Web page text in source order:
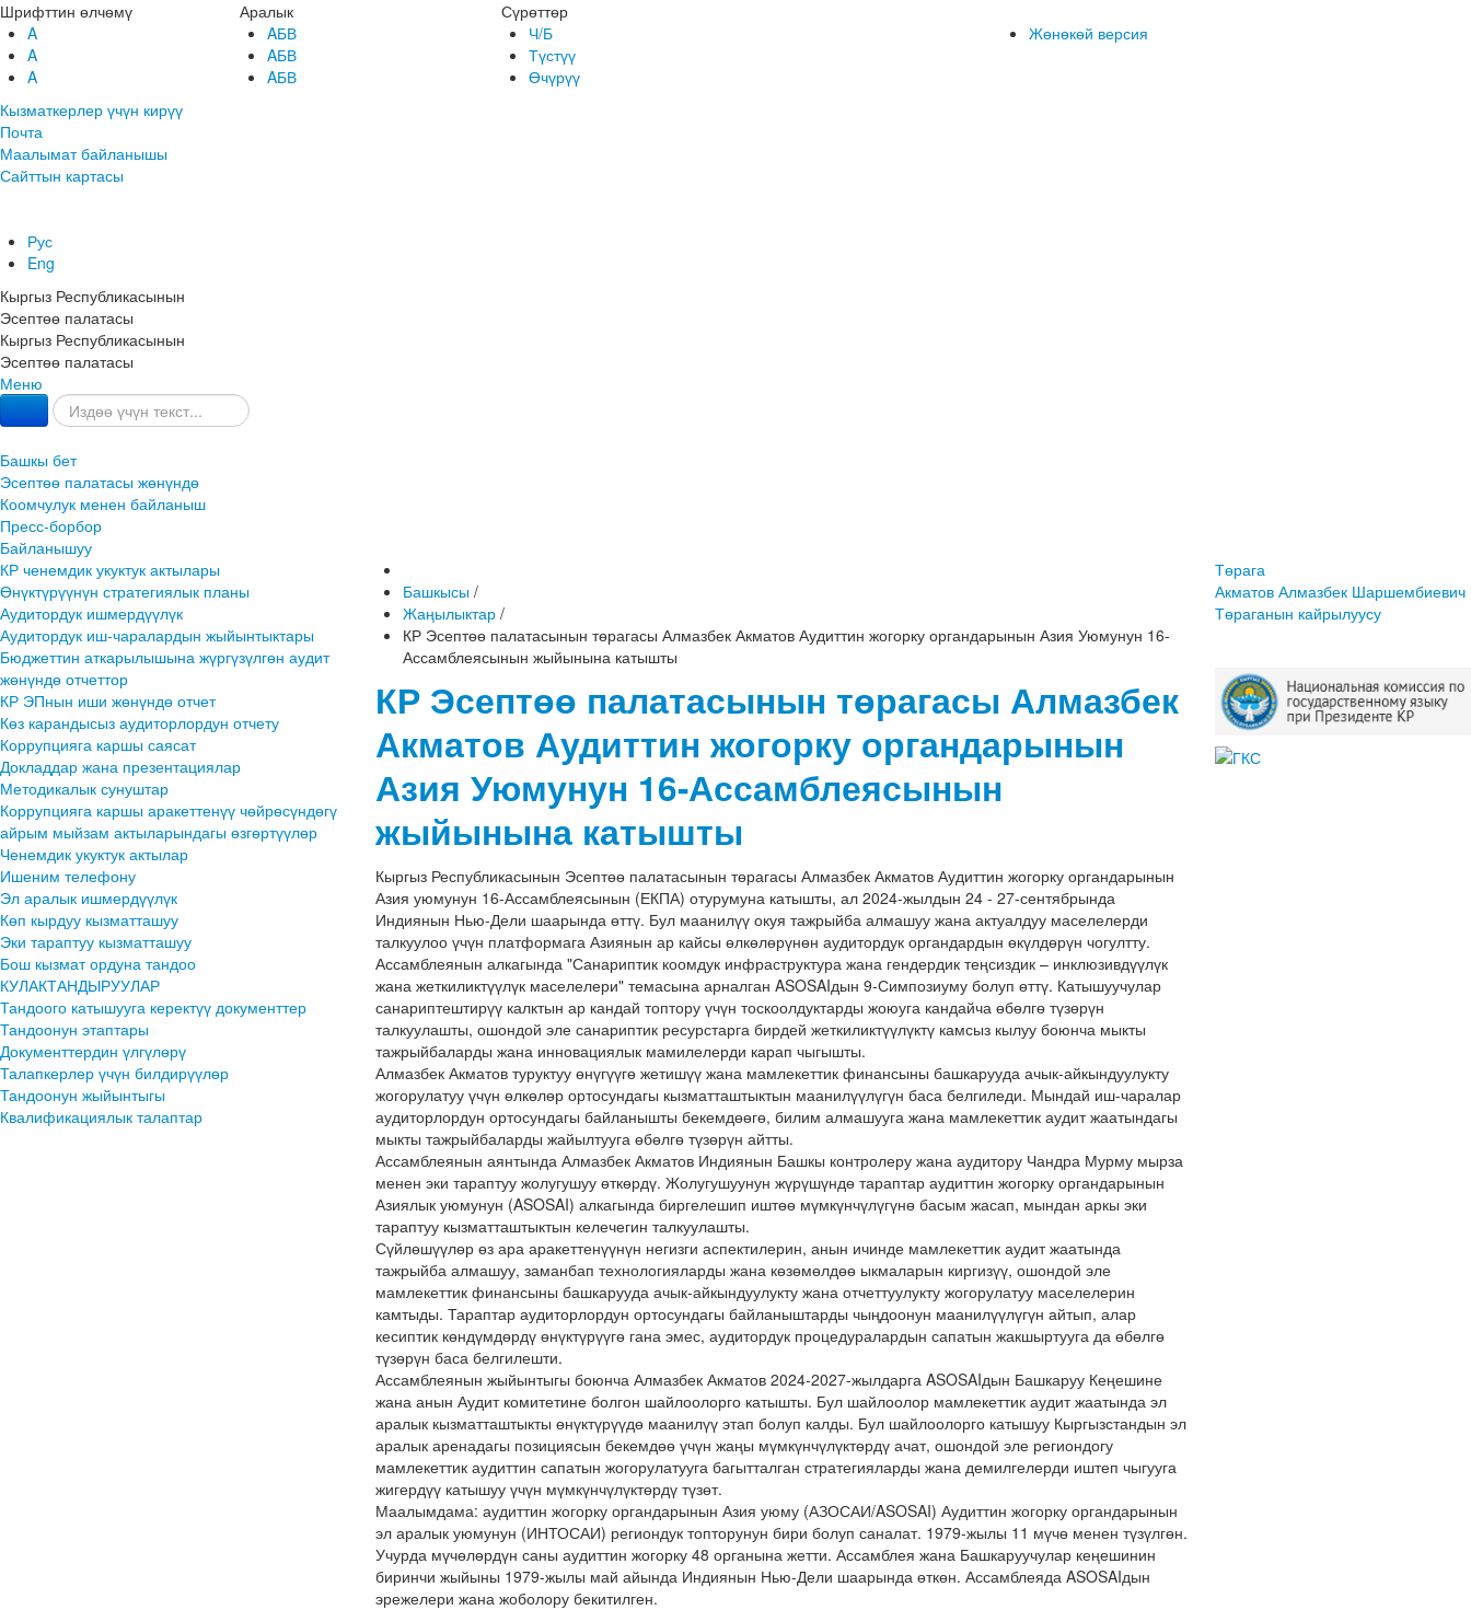
Шрифттин өлчөмү
A
A
A
Аралык
AБВ
AБВ
AБВ
Сүрөттөр
Ч/Б
Түстүү
Өчүрүү
Жөнөкөй версия
Кызматкерлер үчүн кирүү
Почта
Маалымат байланышы
Сайттын картасы
Рус
Eng
Кыргыз Республикасынын
Эсептөө палатасы
Кыргыз Республикасынын
Эсептөө палатасы
Меню
Башкы бет
Эсептөө палатасы жөнүндө
Коомчулук менен байланыш
Пресс-борбор
Байланышуу
КР ченемдик укуктук актылары
Өнүктүрүүнүн стратегиялык планы
Аудитордук ишмердүүлүк
Аудитордук иш-чаралардын жыйынтыктары
Бюджеттин аткарылышына жүргүзүлгөн аудит
жөнүндө отчеттор
КР ЭПнын иши жөнүндө отчет
Көз карандысыз аудиторлордун отчету
Коррупцияга каршы саясат
Докладдар жана презентациялар
Методикалык сунуштар
Коррупцияга каршы аракеттенүү чөйрөсүндөгү
айрым мыйзам актыларындагы өзгөртүүлөр
Ченемдик укуктук актылар
Ишеним телефону
Эл аралык ишмердүүлүк
Көп кырдуу кызматташуу
Эки тараптуу кызматташуу
Бош кызмат ордуна тандоо
КУЛАКТАНДЫРУУЛАР
Тандоого катышууга керектүү документтер
Тандоонун этаптары
Документтердин үлгүлөрү
Талапкерлер үчүн билдирүүлөр
Тандоонун жыйынтыгы
Квалификациялык талаптар
Башкысы /
Жаңылыктар /
КР Эсептөө палатасынын төрагасы Алмазбек Акматов Аудиттин жогорку органдарынын Азия Уюмунун 16-
Ассамблеясынын жыйынына катышты
КР Эсептөө палатасынын төрагасы Алмазбек
Акматов Аудиттин жогорку органдарынын
Азия Уюмунун 16-Ассамблеясынын
жыйынына катышты
Кыргыз Республикасынын Эсептөө палатасынын төрагасы Алмазбек Акматов Аудиттин жогорку органдарынын
Азия уюмунун 16-Ассамблеясынын (ЕКПА) отурумуна катышты, ал 2024-жылдын 24 - 27-сентябрында
Индиянын Нью-Дели шаарында өттү. Бул маанилүү окуя тажрыйба алмашуу жана актуалдуу маселелерди
талкуулоо үчүн платформага Азиянын ар кайсы өлкөлөрүнөн аудитордук органдардын өкүлдөрүн чогултту.
Ассамблеянын алкагында "Санариптик коомдук инфраструктура жана гендердик теңсиздик – инклюзивдүүлүк
жана жеткиликтүүлүк маселелери" темасына арналган ASOSAIдын 9-Симпозиуму болуп өттү. Катышуучулар
санариптештирүү калктын ар кандай топтору үчүн тоскоолдуктарды жоюуга кандайча өбөлгө түзөрүн
талкуулашты, ошондой эле санариптик ресурстарга бирдей жеткиликтүүлүктү камсыз кылуу боюнча мыкты
тажрыйбаларды жана инновациялык мамилелерди карап чыгышты.
Алмазбек Акматов туруктуу өнүгүүгө жетишүү жана мамлекеттик финансыны башкарууда ачык-айкындуулукту
жогорулатуу үчүн өлкөлөр ортосундагы кызматташтыктын маанилүүлүгүн баса белгиледи. Мындай иш-чаралар
аудиторлордун ортосундагы байланышты бекемдөөгө, билим алмашууга жана мамлекеттик аудит жаатындагы
мыкты тажрыйбаларды жайылтууга өбөлгө түзөрүн айтты.
Ассамблеянын аянтында Алмазбек Акматов Индиянын Башкы контролеру жана аудитору Чандра Мурму мырза
менен эки тараптуу жолугушуу өткөрдү. Жолугушуунун жүрүшүндө тараптар аудиттин жогорку органдарынын
Азиялык уюмунун (ASOSAI) алкагында биргелешип иштөө мүмкүнчүлүгүнө басым жасап, мындан аркы эки
тараптуу кызматташтыктын келечегин талкуулашты.
Сүйлөшүүлөр өз ара аракеттенүүнүн негизги аспектилерин, анын ичинде мамлекеттик аудит жаатында
тажрыйба алмашуу, заманбап технологияларды жана көзөмөлдөө ыкмаларын киргизүү, ошондой эле
мамлекеттик финансыны башкарууда ачык-айкындуулукту жана отчеттуулукту жогорулатуу маселелерин
камтыды. Тараптар аудиторлордун ортосундагы байланыштарды чыңдоонун маанилүүлүгүн айтып, алар
кесиптик көндүмдөрдү өнүктүрүүгө гана эмес, аудитордук процедуралардын сапатын жакшыртууга да өбөлгө
түзөрүн баса белгилешти.
Ассамблеянын жыйынтыгы боюнча Алмазбек Акматов 2024-2027-жылдарга ASOSAIдын Башкаруу Кеңешине
жана анын Аудит комитетине болгон шайлоолорго катышты. Бул шайлоолор мамлекеттик аудит жаатында эл
аралык кызматташтыкты өнүктүрүүдө маанилүү этап болуп калды. Бул шайлоолорго катышуу Кыргызстандын эл
аралык аренадагы позициясын бекемдөө үчүн жаңы мүмкүнчүлүктөрдү ачат, ошондой эле региондогу
мамлекеттик аудиттин сапатын жогорулатууга багытталган стратегияларды жана демилгелерди иштеп чыгууга
жигердүү катышуу үчүн мүмкүнчүлүктөрдү түзөт.
Маалымдама: аудиттин жогорку органдарынын Азия уюму (АЗОСАИ/ASOSAI) Аудиттин жогорку органдарынын
эл аралык уюмунун (ИНТОСАИ) региондук топторунун бири болуп саналат. 1979-жылы 11 мүчө менен түзүлгөн.
Учурда мүчөлөрдүн саны аудиттин жогорку 48 органына жетти. Ассамблея жана Башкаруучулар кеңешинин
биринчи жыйыны 1979-жылы май айында Индиянын Нью-Дели шаарында өткөн. Ассамблеяда ASOSAIдын
эрежелери жана жоболору бекитилген.
Төрага
Акматов Алмазбек Шаршембиевич
Төраганын кайрылуусу